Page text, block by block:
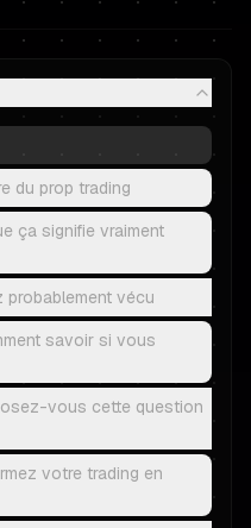
du prop trading
ça signifie vraiment
vécu
savoir si vous
vous cette question
votre trading en